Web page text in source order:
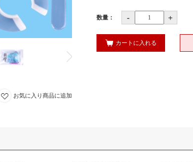
お気に入り商品に追加
数量： - +
カートに入れる